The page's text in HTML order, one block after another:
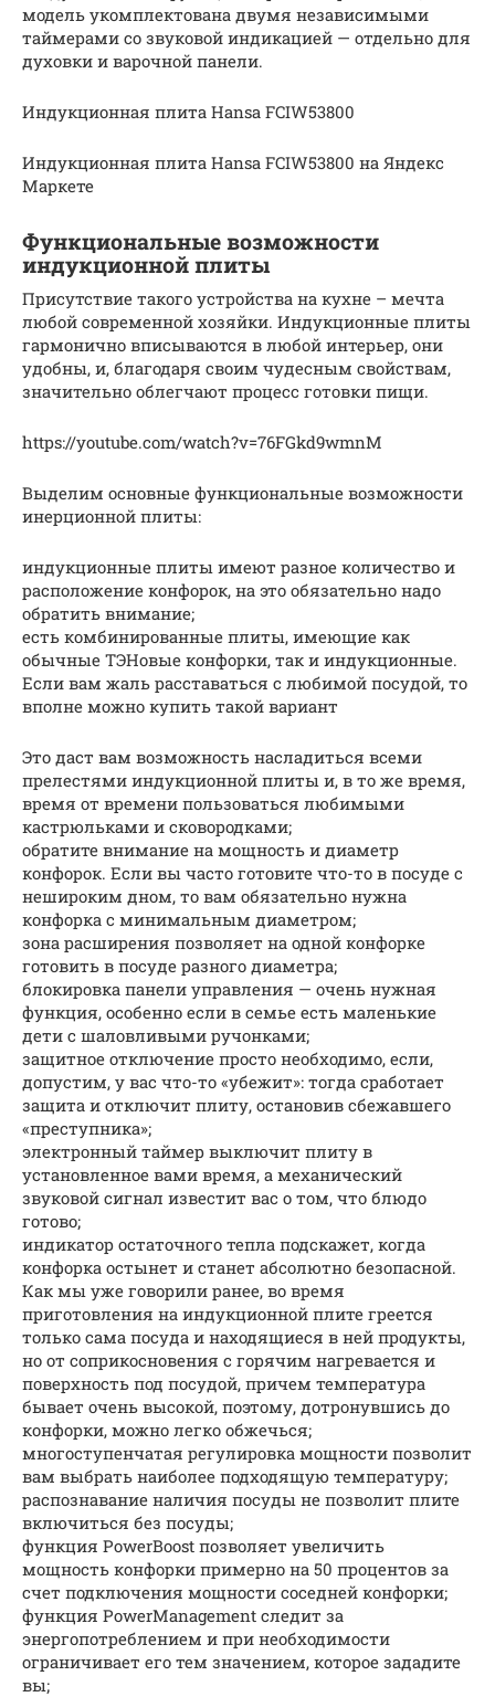
модель укомплектована двумя независимыми
таймерами со звуковой индикацией — отдельно для
духовки и варочной панели.
Индукционная плита Hansa FCIW53800
Индукционная плита Hansa FCIW53800 на Яндекс
Маркете
Функциональные возможности
индукционной плиты
Присутствие такого устройства на кухне – мечта
любой современной хозяйки. Индукционные плиты
гармонично вписываются в любой интерьер, они
удобны, и, благодаря своим чудесным свойствам,
значительно облегчают процесс готовки пищи.
https://youtube.com/watch?v=76FGkd9wmnM
Выделим основные функциональные возможности
инерционной плиты:
индукционные плиты имеют разное количество и
расположение конфорок, на это обязательно надо
обратить внимание;
есть комбинированные плиты, имеющие как
обычные ТЭНовые конфорки, так и индукционные.
Если вам жаль расставаться с любимой посудой, то
вполне можно купить такой вариант
Это даст вам возможность насладиться всеми
прелестями индукционной плиты и, в то же время,
время от времени пользоваться любимыми
кастрюльками и сковородками;
обратите внимание на мощность и диаметр
конфорок. Если вы часто готовите что-то в посуде с
нешироким дном, то вам обязательно нужна
конфорка с минимальным диаметром;
зона расширения позволяет на одной конфорке
готовить в посуде разного диаметра;
блокировка панели управления — очень нужная
функция, особенно если в семье есть маленькие
дети с шаловливыми ручонками;
защитное отключение просто необходимо, если,
допустим, у вас что-то «убежит»: тогда сработает
защита и отключит плиту, остановив сбежавшего
«преступника»;
электронный таймер выключит плиту в
установленное вами время, а механический
звуковой сигнал известит вас о том, что блюдо
готово;
индикатор остаточного тепла подскажет, когда
конфорка остынет и станет абсолютно безопасной.
Как мы уже говорили ранее, во время
приготовления на индукционной плите греется
только сама посуда и находящиеся в ней продукты,
но от соприкосновения с горячим нагревается и
поверхность под посудой, причем температура
бывает очень высокой, поэтому, дотронувшись до
конфорки, можно легко обжечься;
многоступенчатая регулировка мощности позволит
вам выбрать наиболее подходящую температуру;
распознавание наличия посуды не позволит плите
включиться без посуды;
функция PowerBoost позволяет увеличить
мощность конфорки примерно на 50 процентов за
счет подключения мощности соседней конфорки;
функция PowerManagement следит за
энергопотреблением и при необходимости
ограничивает его тем значением, которое зададите
вы;